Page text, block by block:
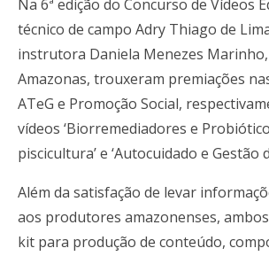
Na 6ª edição do Concurso de Vídeos
técnico de campo Adry Thiago de
instrutora Daniela Menezes
Amazonas, trouxeram premiações
ATeG e Promoção Social,
vídeos ‘Biorremediadores e
piscicultura’ e ‘Autocuidado e Gestão
Além da satisfação de levar
aos produtores amazonenses,
kit para produção de conteúdo,